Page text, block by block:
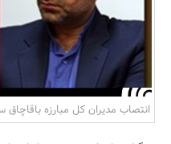
انتصاب مدیران کل مبارزه